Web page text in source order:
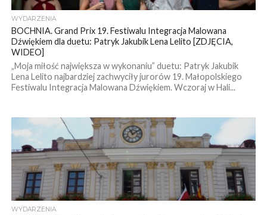
WYDARZENIA
BOCHNIA. Grand Prix 19. Festiwalu Integracja Malowana
Dźwiękiem dla duetu: Patryk Jakubik Lena Lelito [ZDJĘCIA,
WIDEO]
„Moja miłość największa w wykonaniu” duetu: Patryk Jakubik
Lena Lelito najbardziej zachwyciły jurorów 19. Małopolskiego
Festiwalu Integracja Malowana Dźwiękiem. Wczoraj w Hali...
WYDARZENIA